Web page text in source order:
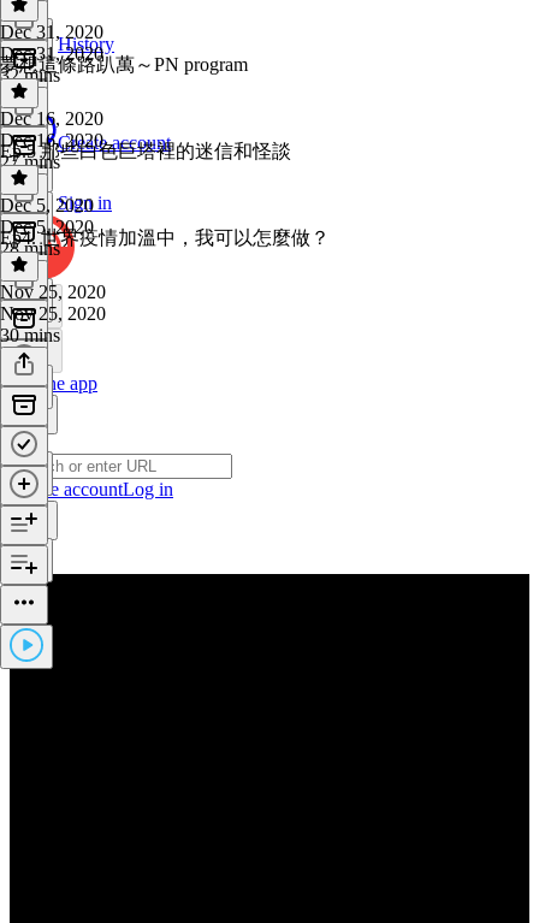
History
Create account
Sign in
Get the app
Create accountLog in
Dec 31, 2020
Dec 31, 2020
32 mins
夢想這條路趴萬～PN program
Dec 16, 2020
Dec 16, 2020
27 mins
Ep.5 那些白色巨塔裡的迷信和怪談
Dec 5, 2020
Dec 5, 2020
28 mins
Ep4. 世界疫情加溫中，我可以怎麼做？
Nov 25, 2020
Nov 25, 2020
30 mins